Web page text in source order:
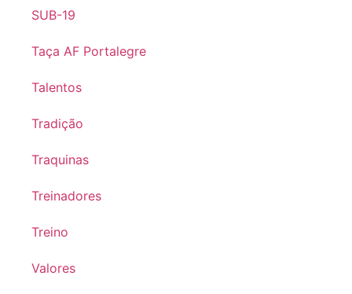
SUB-19
Taça AF Portalegre
Talentos
Tradição
Traquinas
Treinadores
Treino
Valores